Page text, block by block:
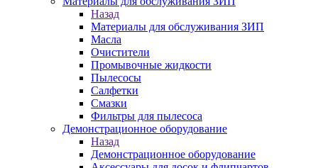
Назад
Материалы для обслуживания ЗИП
Масла
Очистители
Промывочные жидкости
Пылесосы
Салфетки
Смазки
Фильтры для пылесоса
Демонстрационное оборудование
Назад
Демонстрационное оборудование